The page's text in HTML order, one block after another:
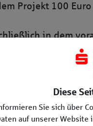
Diese
Sie sich über
auf unserer Website
Projekt 100
in dem
ist.
herzenswunsch-
Organisation von